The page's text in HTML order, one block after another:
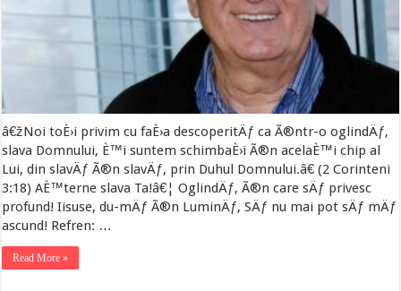
â€žNoi toÈ›i privim cu faÈ›a descoperitÄƒ ca Ã®ntr-o oglindÄƒ,
slava Domnului, È™i suntem schimbaÈ›i Ã®n acelaÈ™i chip al
Lui, din slavÄƒ Ã®n slavÄƒ, prin Duhul Domnului.â€ (2 Corinteni
3:18) AÈ™terne slava Ta!â€¦ OglindÄƒ, Ã®n care sÄƒ privesc
profund! Iisuse, du-mÄƒ Ã®n LuminÄƒ, SÄƒ nu mai pot sÄƒ mÄƒ
ascund! Refren: …
Read More »